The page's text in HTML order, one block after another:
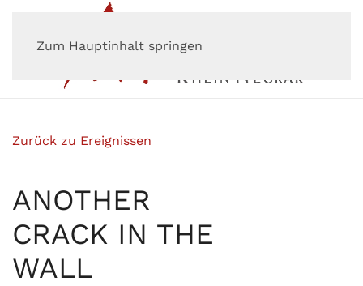
Zum Hauptinhalt springen
Zurück zu Ereignissen
ANOTHER
CRACK IN THE
WALL